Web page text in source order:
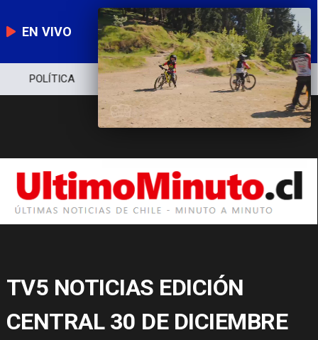
EN VIVO
POLÍTICA ECONOMÍA POLICIAL
TV5 NOTICIAS EDICIÓN
CENTRAL 30 DE DICIEMBRE